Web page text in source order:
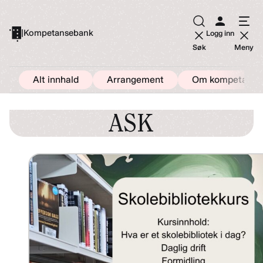
innhold
|Kompetansebank
Søk
Logg inn
Meny
Alt innhald Arrangement Om
ASK